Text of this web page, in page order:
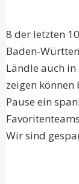
8 der letzten
Baden-
Ländle auch
zeigen
Pause ein
Wir sind